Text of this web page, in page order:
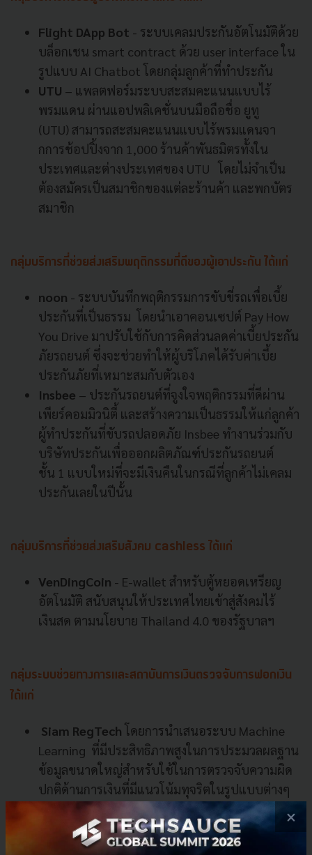
Flight DApp Bot - ระบบเคลมประกันอัตโนมัติด้วย
บล็อกเชน smart contract ด้วย user interface ใน
รูปแบบ AI Chatbot โดยกลุ่มลูกค้าที่ทำประกัน
UTU – แพลตฟอร์มระบบสะสมคะแนนแบบไร้
พรมแดน ผ่านแอปพลิเคชั่นบนมือถือชื่อ ยูทู
(UTU) สามารถสะสมคะแนนแบบไร้พรมแดนจา
กการช้อปปิ้งจาก 1,000 ร้านค้าพันธมิตรทั้งใน
ประเทศและต่างประเทศของ UTU โดยไม่จำเป็น
ต้องสมัครเป็นสมาชิกของแต่ละร้านค้า และพกบัตร
สมาชิก
กลุ่มบริการที่ช่วยส่งเสริมพฤติกรรมที่ดีของผู้เอาประกัน ได้แก่
noon - ระบบบันทึกพฤติกรรมการขับขี่รถเพื่อเบี้ย
ประกันที่เป็นธรรม โดยนำเอาคอนเซปต์ Pay How
You Drive มาปรับใช้กับการคิดส่วนลดค่าเบี้ยประกัน
ภัยรถยนต์ ซึ่งจะช่วยทำให้ผู้บริโภคได้รับค่าเบี้ย
ประกันภัยที่เหมาะสมกับตัวเอง
Insbee – ประกันรถยนต์ที่จูงใจพฤติกรรมที่ดีผ่าน
เพียร์คอมมิวนิตี้ และสร้างความเป็นธรรมให้แก่ลูกค้า
ผู้ทำประกันที่ขับรถปลอดภัย Insbee ทำงานร่วมกับ
บริษัทประกันเพื่อออกผลิตภัณฑ์ประกันรถยนต์
ชั้น 1 แบบใหม่ที่จะมีเงินคืนในกรณีที่ลูกค้าไม่เคลม
ประกันเลยในปีนั้น
กลุ่มบริการที่ช่วยส่งเสริมสังคม cashless ได้แก่
VenDingCoin - E-wallet สำหรับตู้หยอดเหรียญ
อัตโนมัติ สนับสนุนให้ประเทศไทยเข้าสู่สังคมไร้
เงินสด ตามนโยบาย Thailand 4.0 ของรัฐบาลฯ
กลุ่มระบบช่วยทางการและสถาบันการเงินตรวจจับการฟอกเงิน
ได้แก่
Siam RegTech โดยการนำเสนอระบบ Machine
Learning ที่มีประสิทธิภาพสูงในการประมวลผลฐาน
ข้อมูลขนาดใหญ่สำหรับใช้ในการตรวจจับความผิด
ปกติด้านการเงินที่มีแนวโน้มทุจริตในรูปแบบต่างๆ
รายละเอียดโครงการFinTech Challenge ครั้งที่ 2
×